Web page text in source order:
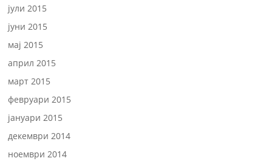
јули 2015
јуни 2015
мај 2015
април 2015
март 2015
февруари 2015
јануари 2015
декември 2014
ноември 2014